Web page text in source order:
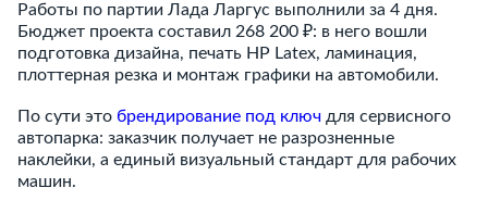
Работы по партии Лада Ларгус выполнили за 4 дня.
Бюджет проекта составил 268 200 ₽: в него вошли
подготовка дизайна, печать HP Latex, ламинация,
плоттерная резка и монтаж графики на автомобили.
По сути это брендирование под ключ для сервисного
автопарка: заказчик получает не разрозненные
наклейки, а единый визуальный стандарт для рабочих
машин.